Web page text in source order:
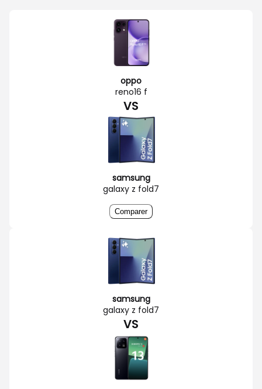
oppo
reno16 f
VS
samsung
galaxy z fold7
Comparer
samsung
galaxy z fold7
VS